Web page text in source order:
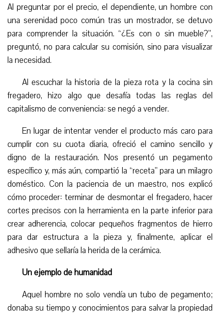
Al preguntar por el precio, el dependiente, un hombre con
una serenidad poco común tras un mostrador, se detuvo
para comprender la situación. “¿Es con o sin mueble?”,
preguntó, no para calcular su comisión, sino para visualizar
la necesidad.
Al escuchar la historia de la pieza rota y la cocina sin
fregadero, hizo algo que desafía todas las reglas del
capitalismo de conveniencia: se negó a vender.
En lugar de intentar vender el producto más caro para
cumplir con su cuota diaria, ofreció el camino sencillo y
digno de la restauración. Nos presentó un pegamento
específico y, más aún, compartió la “receta” para un milagro
doméstico. Con la paciencia de un maestro, nos explicó
cómo proceder: terminar de desmontar el fregadero, hacer
cortes precisos con la herramienta en la parte inferior para
crear adherencia, colocar pequeños fragmentos de hierro
para dar estructura a la pieza y, finalmente, aplicar el
adhesivo que sellaría la herida de la cerámica.
Un ejemplo de humanidad
Aquel hombre no solo vendía un tubo de pegamento;
donaba su tiempo y conocimientos para salvar la propiedad